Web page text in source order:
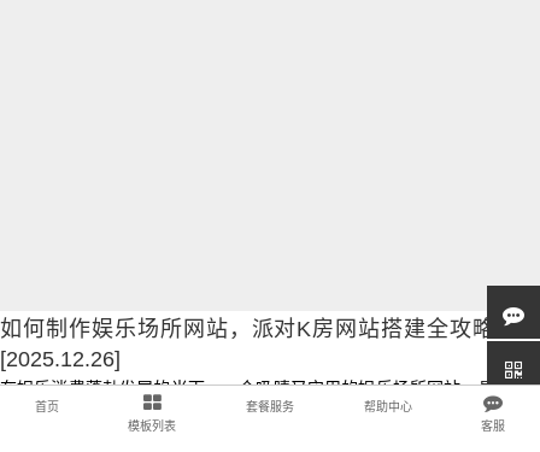
如何制作娱乐场所网站，派对K房网站搭建全攻略教程
[2025.12.26]
在娱乐消费蓬勃发展的当下，一个吸睛又实用的娱乐场所网站，是派对K
房等娱乐商家在数字世界里的闪亮招牌。它不只是简 ...
阅读更多
首页
模板列表
套餐服务
帮助中心
客服